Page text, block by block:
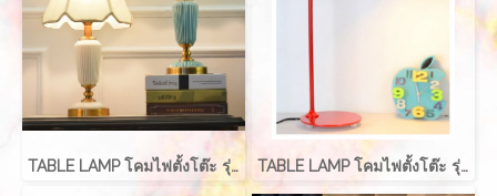
TABLE LAMP โคมไฟตั้งโต๊ะ รุ่น EVE-00239 TABLE LAMP โคมไฟตั้งโต๊ะ รุ่น EVE-00215